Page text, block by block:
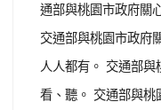
通部與桃園市政府關
交通部與桃園市政府
人人都有。 交通部與
看、聽。 交通部與桃